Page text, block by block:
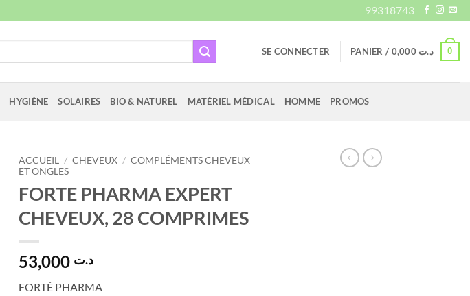
99318743
SE CONNECTER PANIER / د.ت 0,000 0
HYGIÈNE SOLAIRES BIO & NATUREL MATÉRIEL MÉDICAL HOMME PROMOS
ACCUEIL / CHEVEUX / COMPLÉMENTS CHEVEUX
ET ONGLES
FORTE PHARMA EXPERT
CHEVEUX, 28 COMPRIMES
د.ت
FORTÉ PHARMA